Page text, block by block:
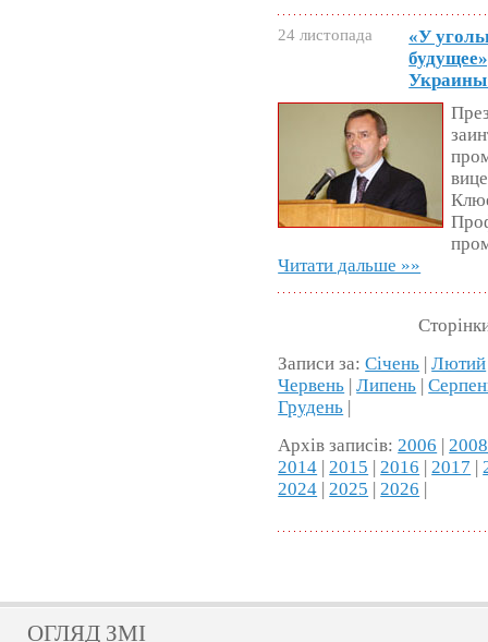
24 листопада
«У
Читати дальше »»
Записи за:Січень |Лютий
Червень |Липень |
Грудень |
Архів записів: 2006 | 2008
2014 | 2015 | 2016 | 2017 |
2024 | 2025 | 2026 |
ОГЛЯД ЗМІ